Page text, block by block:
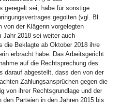
geregelt sei, habe für sonstige
gegolten (vgl. Bl.
von der Klägerin vorgelegten
Jahr 2018 sei weiter auch
die Beklagte ab Oktober 2018 ihre
erbracht habe. Das Arbeitsgericht
auf die Rechtsprechung des
darauf abgestellt, dass den von der
Zahlungsansprüchen gegen die
von ihrer Rechtsgrundlage und der
den Parteien in den Jahren 2015 bis